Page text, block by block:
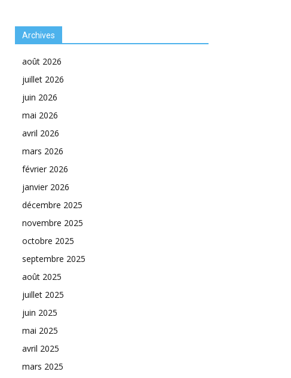
Archives
août 2026
juillet 2026
juin 2026
mai 2026
avril 2026
mars 2026
février 2026
janvier 2026
décembre 2025
novembre 2025
octobre 2025
septembre 2025
août 2025
juillet 2025
juin 2025
mai 2025
avril 2025
mars 2025